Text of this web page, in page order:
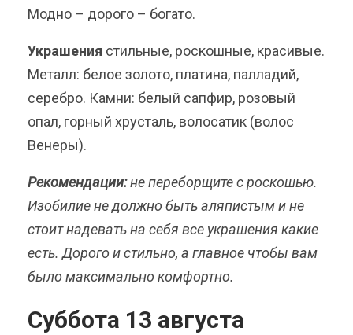
Модно – дорого – богато.
Украшения стильные, роскошные, красивые.
Металл: белое золото, платина, палладий,
серебро. Камни: белый сапфир, розовый
опал, горный хрусталь, волосатик (волос
Венеры).
Рекомендации:не переборщите с роскошью.
Изобилие не должно быть аляпистым и не
стоит надевать на себя все украшения какие
есть. Дорого и стильно, а главное чтобы вам
было максимально комфортно.
Суббота 13 августа